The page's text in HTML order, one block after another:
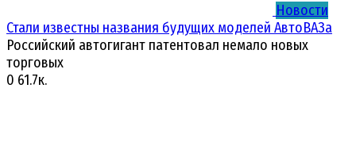
Новости
Стали известны названия будущих моделей АвтоВАЗа
Российский автогигант патентовал немало новых
торговых
0 61.7к.